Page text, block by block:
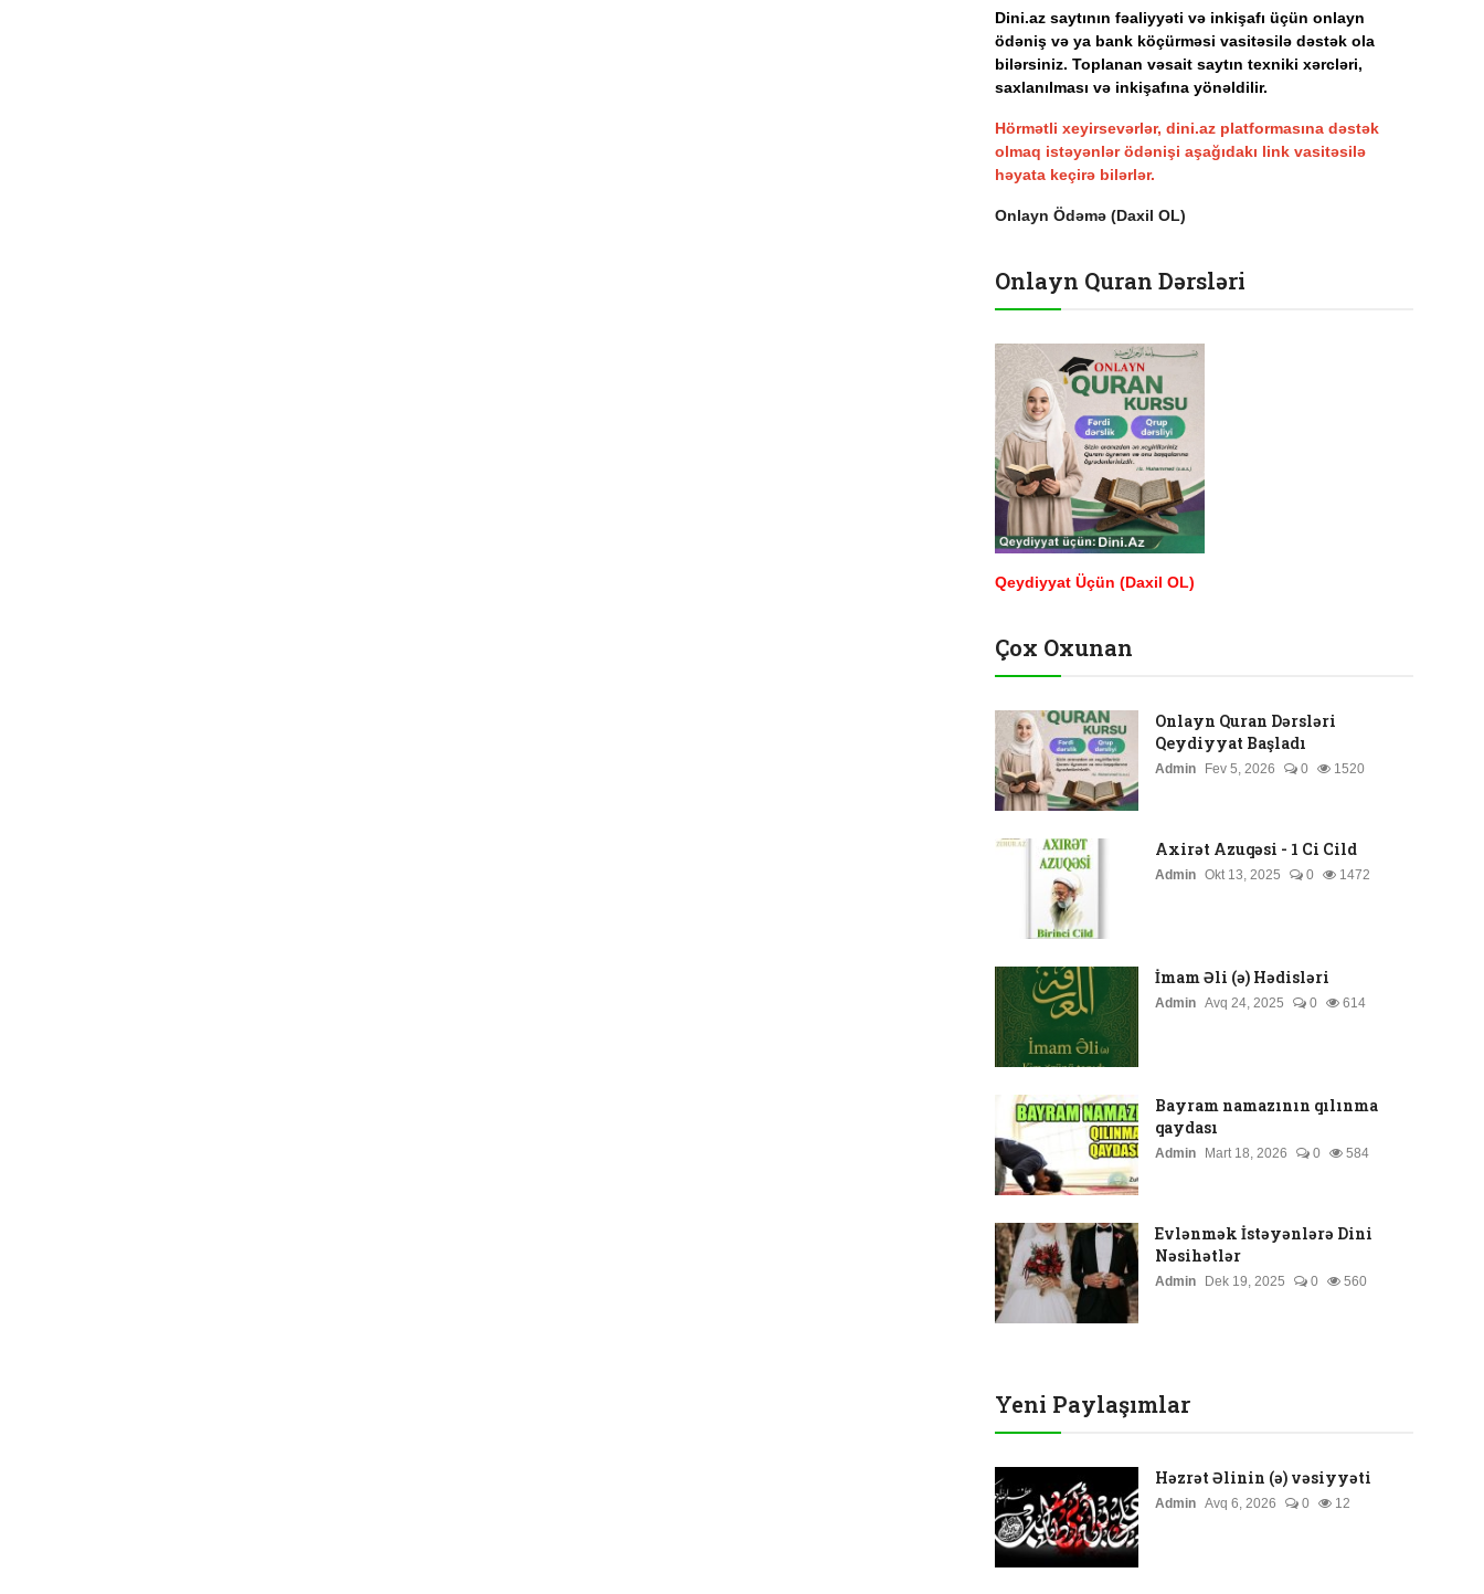
Dini.az saytının fəaliyyəti və inkişafı üçün onlayn
ödəniş və ya bank köçürməsi vasitəsilə dəstək ola
bilərsiniz. Toplanan vəsait saytın texniki xərcləri,
saxlanılması və inkişafına yönəldilir.
Hörmətli xeyirsevərlər, dini.az platformasına dəstək
olmaq istəyənlər ödənişi aşağıdakı link vasitəsilə
həyata keçirə bilərlər.
Onlayn Ödəmə (Daxil OL)
Onlayn Quran Dərsləri
Qeydiyyat Üçün (Daxil OL)
Çox Oxunan
Onlayn Quran Dərsləri
Qeydiyyat Başladı
Admin Fev 5, 2026 0 1520
Axirət Azuqəsi - 1 Ci Cild
Admin Okt 13, 2025 0 1472
İmam Əli (ə) Hədisləri
Admin Avq 24, 2025 0 614
Bayram namazının qılınma
qaydası
Admin Mart 18, 2026 0 584
Evlənmək İstəyənlərə Dini
Nəsihətlər
Admin Dek 19, 2025 0 560
Yeni Paylaşımlar
Həzrət Əlinin (ə) vəsiyyəti
Admin Avq 6, 2026 0 12